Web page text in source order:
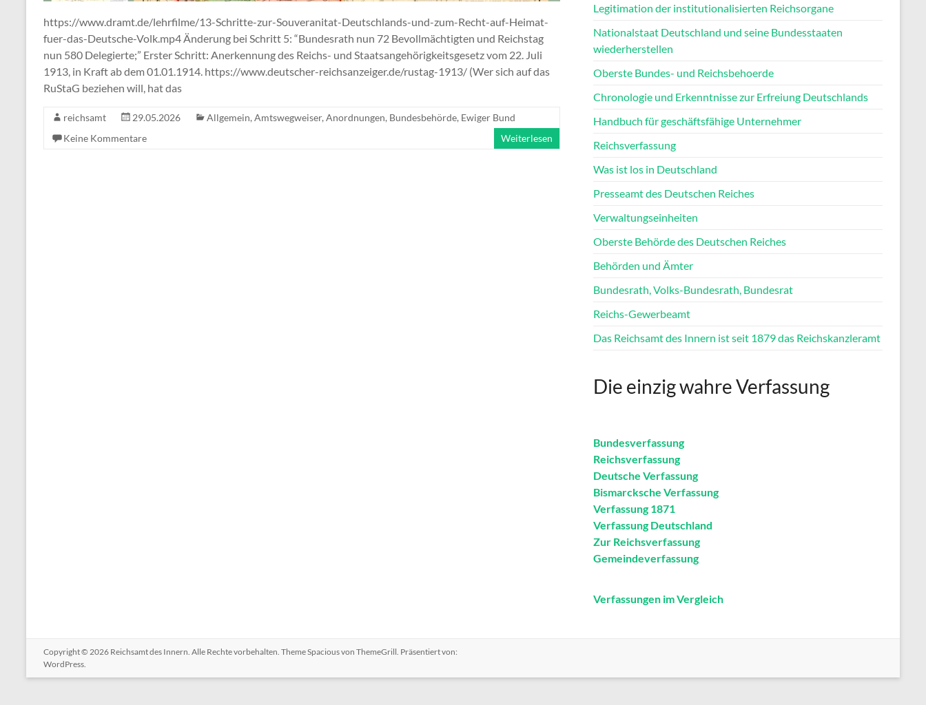
https://www.dramt.de/lehrfilme/13-Schritte-zur-Souveranitat-Deutschlands-und-zum-Recht-auf-Heimat-
fuer-das-Deutsche-Volk.mp4 Änderung bei Schritt 5: “Bundesrath nun 72 Bevollmächtigten und Reichstag
nun 580 Delegierte;” Erster Schritt: Anerkennung des Reichs- und Staatsangehörigkeitsgesetz vom 22. Juli
1913, in Kraft ab dem 01.01.1914. https://www.deutscher-reichsanzeiger.de/rustag-1913/ (Wer sich auf das
RuStaG beziehen will, hat das
reichsamt 29.05.2026 Allgemein, Amtswegweiser, Anordnungen, Bundesbehörde, Ewiger Bund
Keine Kommentare
Weiterlesen
Legitimation der institutionalisierten Reichsorgane
Nationalstaat Deutschland und seine Bundesstaaten
wiederherstellen
Oberste Bundes- und Reichsbehoerde
Chronologie und Erkenntnisse zur Erfreiung Deutschlands
Handbuch für geschäftsfähige Unternehmer
Reichsverfassung
Was ist los in Deutschland
Presseamt des Deutschen Reiches
Verwaltungseinheiten
Oberste Behörde des Deutschen Reiches
Behörden und Ämter
Bundesrath, Volks-Bundesrath, Bundesrat
Reichs-Gewerbeamt
Das Reichsamt des Innern ist seit 1879 das Reichskanzleramt
Die einzig wahre Verfassung
Bundesverfassung
Reichsverfassung
Deutsche Verfassung
Bismarcksche Verfassung
Verfassung 1871
Verfassung Deutschland
Zur Reichsverfassung
Gemeindeverfassung
Verfassungen im Vergleich
Copyright © 2026 Reichsamt des Innern . Alle Rechte vorbehalten. ThemeSpaciousvon ThemeGrill. Präsentiert von:
WordPress